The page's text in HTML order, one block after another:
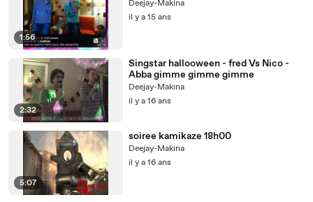
1:56
Deejay-Makina
il y a 15 ans
2:32
Singstar hallooween - fred Vs Nico -
Abba gimme gimme gimme
Deejay-Makina
il y a 16 ans
5:07
soiree kamikaze 18h00
Deejay-Makina
il y a 16 ans